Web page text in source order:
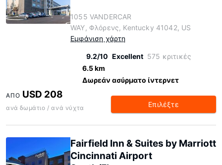
1055 VANDERCAR
WAY, Φλόρενς, Kentucky 41042, US
Εμφάνιση χάρτη
9.2/10 Excellent 575 κριτικές
6.5 km
Δωρεάν ασύρματο ίντερνετ
ΑΠΌ USD 208
ανά δωμάτιο / ανά νύχτα Επιλέξτε
Fairfield Inn & Suites by Marriott
Cincinnati Airport